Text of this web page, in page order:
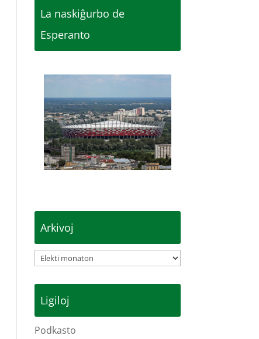
La naskiĝurbo de
Esperanto
Arkivoj
Arkivoj
Ligiloj
Podkasto